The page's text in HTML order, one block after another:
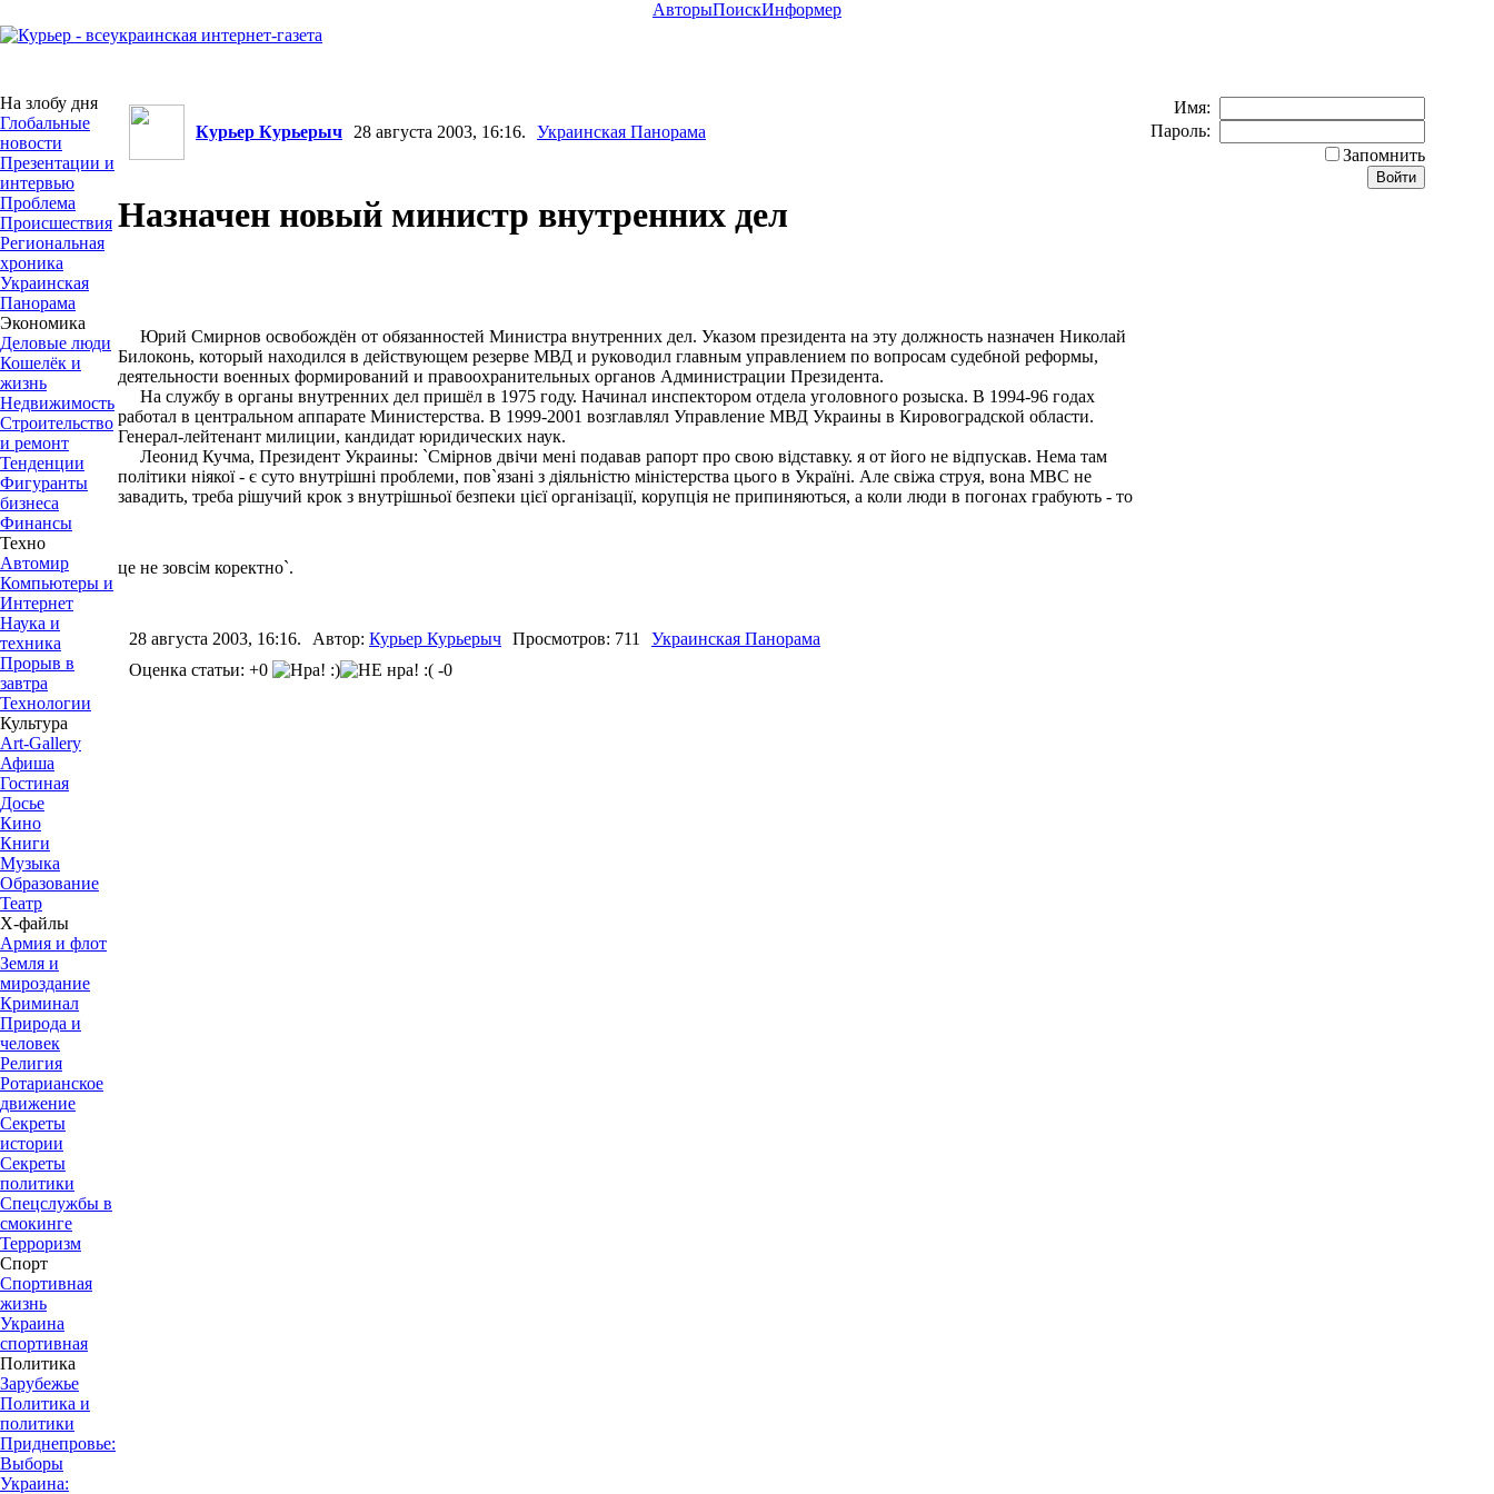
АвторыПоискИнформер
На злобу дня
Глобальные
новости
Презентации и
интервью
Проблема
Происшествия
Региональная
хроника
Украинская
Панорама
Экономика
Деловые люди
Кошелёк и
жизнь
Недвижимость
Строительство
и ремонт
Тенденции
Фигуранты
бизнеса
Финансы
Техно
Автомир
Компьютеры и
Интернет
Наука и
техника
Прорыв в
завтра
Технологии
Культура
Art-Gallery
Афиша
Гостиная
Досье
Кино
Книги
Музыка
Образование
Театр
Х-файлы
Армия и флот
Земля и
мироздание
Криминал
Природа и
человек
Религия
Ротарианское
движение
Секреты
истории
Секреты
политики
Спецслужбы в
смокинге
Терроризм
Спорт
Спортивная
жизнь
Украина
спортивная
Политика
Зарубежье
Политика и
политики
Приднепровье:
Выборы
Украина:
Курьер Курьерыч 28 августа 2003, 16:16. Украинская Панорама
Назначен новый министр внутренних дел
Юрий Смирнов освобождён от обязанностей Министра внутренних дел. Указом президента на эту должность назначен Николай
Билоконь, который находился в действующем резерве МВД и руководил главным управлением по вопросам судебной реформы,
деятельности военных формирований и правоохранительных органов Администрации Президента.
На службу в органы внутренних дел пришёл в 1975 году. Начинал инспектором отдела уголовного розыска. В 1994-96 годах
работал в центральном аппарате Министерства. В 1999-2001 возглавлял Управление МВД Украины в Кировоградской области.
Генерал-лейтенант милиции, кандидат юридических наук.
Леонид Кучма, Президент Украины: `Смірнов двічи мені подавав рапорт про свою відставку. я от його не відпускав. Нема там
політики ніякої - є суто внутрішні проблеми, пов`язані з діяльністю міністерства цього в Україні. Але свіжа струя, вона МВС не
завадить, треба рішучий крок з внутрішньої безпеки цієї організації, корупція не припиняються, а коли люди в погонах грабують - то
це не зовсім коректно`.
28 августа 2003, 16:16. Автор: Курьер Курьерыч Просмотров: 711
Украинская Панорама
Оценка статьи: +0
-0
Имя:
Пароль:
Запомнить